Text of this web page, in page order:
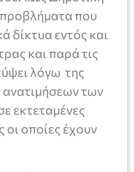
που
δίκτυα εντός και
και παρά τις
λόγω της
ανατιμήσεων των
εκτεταμένες
οποίες έχουν